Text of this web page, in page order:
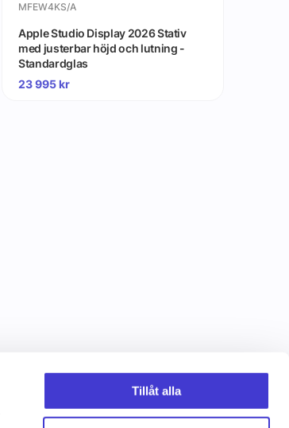
Tillåt alla
MFEW4KS/A
Apple Studio Display 2026 Stativ
med justerbar höjd och lutning -
Standardglas
23 995kr